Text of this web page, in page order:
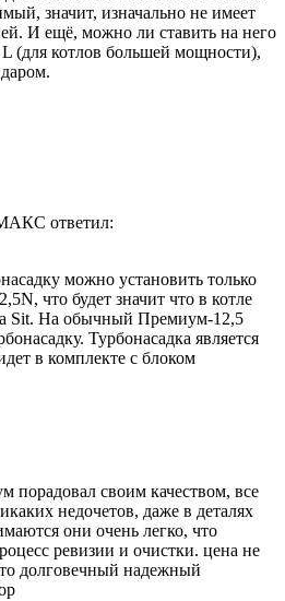
значит, изначально не имеет
И ещё, можно ли ставить на него
L (для котлов большей мощности),
ответил:
можно установить только
что будет значит что в котле
Sit. На обычный Премиум-12,5
Турбонасадка является
в комплекте с блоком
порадовал своим качеством, все
недочетов, даже в деталях
они очень легко, что
ревизии и очистки. цена не
долговечный надежный